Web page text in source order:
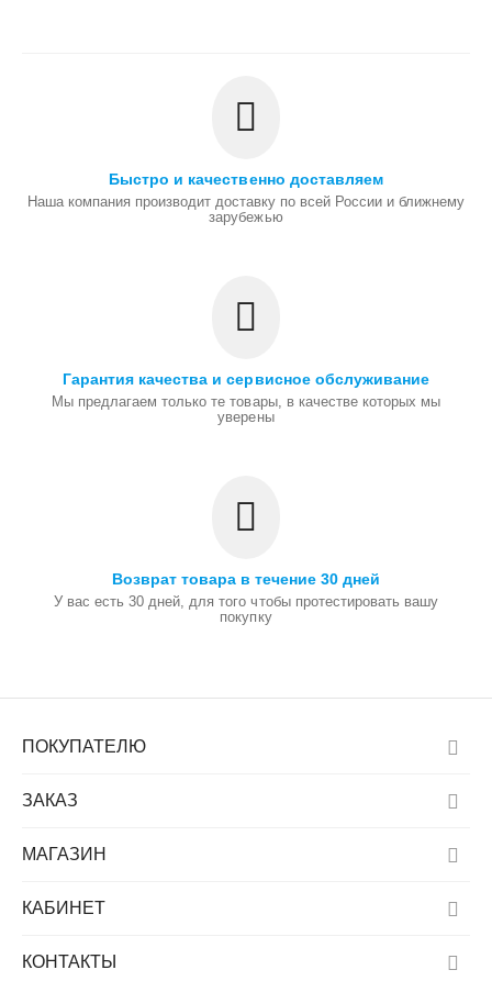
Быстро и качественно доставляем
Наша компания производит доставку по всей России и ближнему
зарубежью
Гарантия качества и сервисное обслуживание
Мы предлагаем только те товары, в качестве которых мы
уверены
Возврат товара в течение 30 дней
У вас есть 30 дней, для того чтобы протестировать вашу
покупку
ПОКУПАТЕЛЮ
ЗАКАЗ
МАГАЗИН
КАБИНЕТ
КОНТАКТЫ